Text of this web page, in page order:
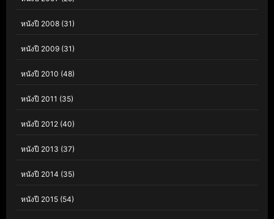
หนังปี 2008 (31)
หนังปี 2009 (31)
หนังปี 2010 (48)
หนังปี 2011 (35)
หนังปี 2012 (40)
หนังปี 2013 (37)
หนังปี 2014 (35)
หนังปี 2015 (54)